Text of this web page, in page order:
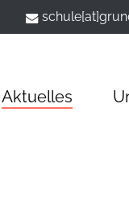
Aktuelles